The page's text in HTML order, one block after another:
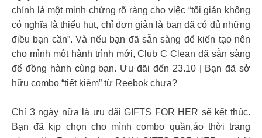
chính là một minh chứng rõ ràng cho việc “tối giản không
có nghĩa là thiếu hụt, chỉ đơn giản là bạn đã có đủ những
điều bạn cần”. Và nếu bạn đã sẵn sàng để kiến tạo nên
cho mình một hành trình mới, Club C Clean đã sẵn sàng
để đồng hành cùng bạn. Ưu đãi đến 23.10 | Bạn đã sở
hữu combo “tiết kiệm” từ Reebok chưa?
Chỉ 3 ngày nữa là ưu đãi GIFTS FOR HER sẽ kết thúc.
Bạn đã kịp chọn cho mình combo quần,áo thời trang